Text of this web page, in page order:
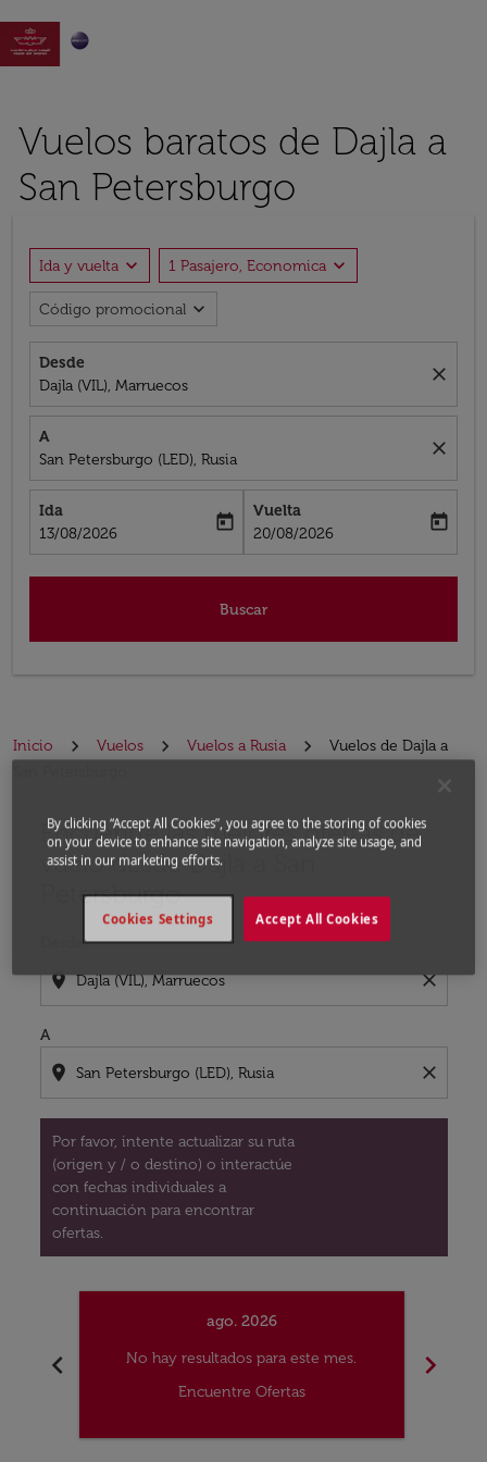

Vuelos baratos de Dajla a
San Petersburgo
Ida y vuelta expand_more 1 Pasajero, Economica expand_more
Código promocional expand_more
Desde
Dajla (VIL), Marruecos
close
A
San Petersburgo (LED), Rusia
close
Ida
fc-booking-departure-date-aria-label
13/08/2026
today
Vuelta
fc-booking-return-date-aria-label
20/08/2026
today
Buscar
Inicio Vuelos Vuelos a Rusia
Vuelos de Dajla a
Encuentre las mejores ofertas de
vuelo desde Dajla a San
Petersburgo
Desde
location_on close
A
location_on close
Por favor, intente actualizar su ruta
(origen y / o destino) o interactúe
con fechas individuales a
continuación para encontrar
ofertas.
Por favor, intente actualizar su ruta (origen y / o
chevron_left
ago. 2026
No hay resultados para este mes.
Encuentre Ofertas
chevron_right
By clicking “Accept All Cookies”, you agree to the storing of cookies
on your device to enhance site navigation, analyze site usage, and
assist in our marketing efforts.
Accept All Cookies
Cookies Settings